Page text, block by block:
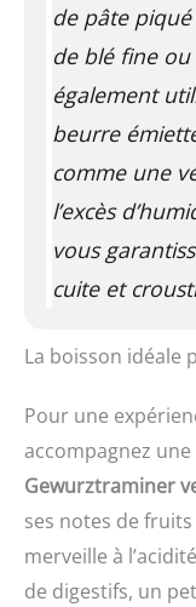
de pâte
de blé fine
également
beurre
comme une
l’excès
vous
cuite et
La boisson idéale
Pour une
accompagnez
Gewurztraminer
ses notes de
merveille à
de digestifs, un